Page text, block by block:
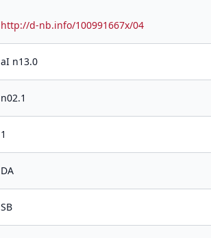
http://d-nb.info/100991667x/04
aI n13.0
n02.1
1
DA
SB